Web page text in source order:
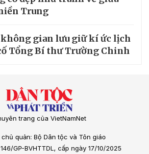
Trung
gian lưu giữ kí ức lịch
Tổng Bí thư Trường Chinh
trang của VietNamNet
quản: Bộ Dân tộc và Tôn giáo
GP-BVHTTDL, cấp ngày 17/10/2025